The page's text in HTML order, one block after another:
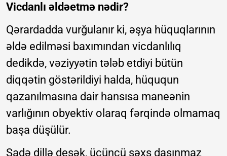
Vicdanlı əldəetmə nədir?
Qərardadda vurğulanır ki, əşya hüquqlarının
əldə edilməsi baxımından vicdanlılıq
dedikdə, vəziyyətin tələb etdiyi bütün
diqqətin göstərildiyi halda, hüququn
qazanılmasına dair hansısa maneənin
varlığının obyektiv olaraq fərqində olmamaq
başa düşülür.
Sadə dillə desək, üçüncü şəxs daşınmaz